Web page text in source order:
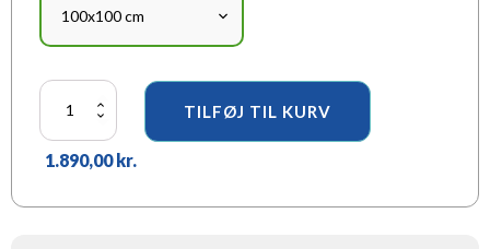
lades
TILFØJ TIL KURV
1.890,00kr.